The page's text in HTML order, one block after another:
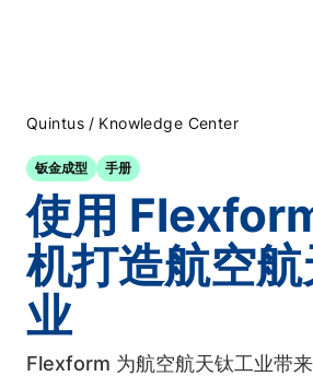
Quintus / Knowledge Center
钣金成型 手册
使用
机打造航空
业
Flexform 为航空航天钛工业带来